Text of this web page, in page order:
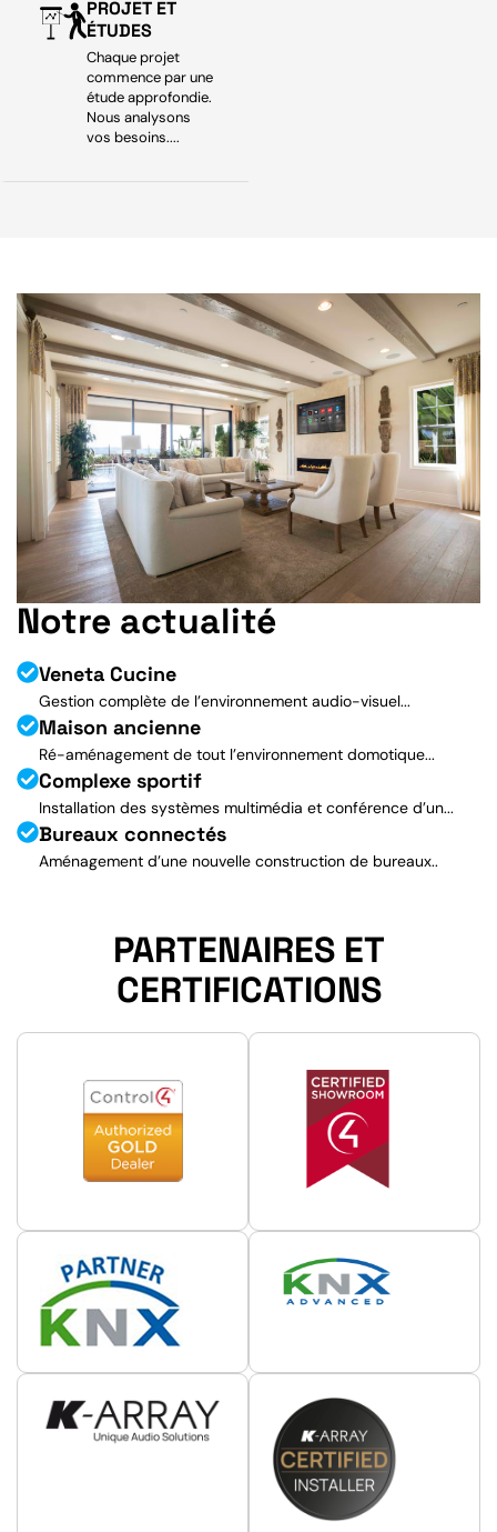
PROJET ET
ÉTUDES
Chaque projet
commence par une
étude approfondie.
Nous analysons
vos besoins....
Notre actualité
Veneta Cucine
Gestion complète de l’environnement audio-visuel...
Maison ancienne
Ré-aménagement de tout l’environnement domotique...
Complexe sportif
Installation des systèmes multimédia et conférence d’un...
Bureaux connectés
Aménagement d’une nouvelle construction de bureaux..
PARTENAIRES ET
CERTIFICATIONS